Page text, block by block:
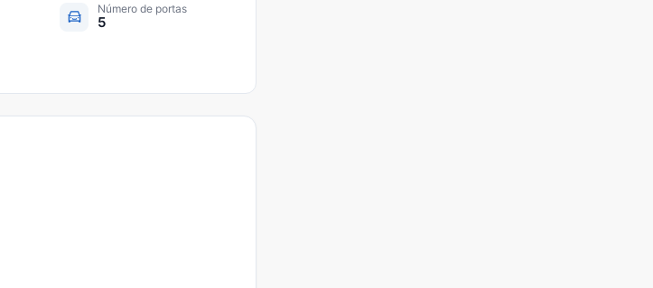
Número de portas
5